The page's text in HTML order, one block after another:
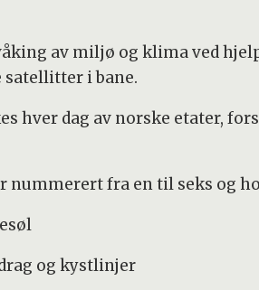
av miljø og klima ved
i bane.
hver dag av norske etater,
fra en til seks og
og kystlinjer